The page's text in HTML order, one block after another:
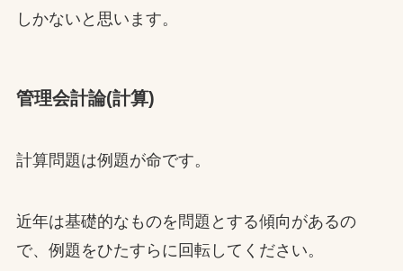
しかないと思います。
管理会計論(計算)
計算問題は例題が命です。
近年は基礎的なものを問題とする傾向があるの
で、例題をひたすらに回転してください。